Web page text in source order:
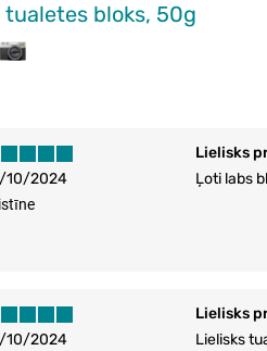
tualetes bloks, 50g
10/2024
Lielisks
Ļoti labs
10/2024
Lielisks
Lielisks